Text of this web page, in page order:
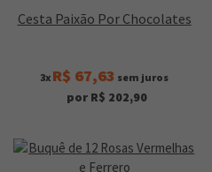
Cesta Paixão Por Chocolates
3x R$ 67,63 sem juros
por R$ 202,90